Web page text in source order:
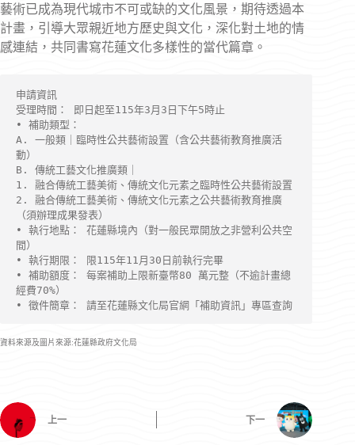
藝術已成為現代城市不可或缺的文化風景，期待透過本
計畫，引導大眾親近地方歷史與文化，深化對土地的情
感連結，共同書寫花蓮文化多樣性的當代篇章。
申請資訊
受理時間： 即日起至115年3月3日下午5時止
• 補助類型：
A. 一般類｜臨時性公共藝術設置（含公共藝術教育推廣活
動）
B. 傳統工藝文化推廣類｜
1. 融合傳統工藝美術、傳統文化元素之臨時性公共藝術設置
2. 融合傳統工藝美術、傳統文化元素之公共藝術教育推廣
（須辦理成果發表）
• 執行地點： 花蓮縣境內（對一般民眾開放之非營利公共空
間）
• 執行期限： 限115年11月30日前執行完畢
• 補助額度： 每案補助上限新臺幣80 萬元整（不逾計畫總
經費70%）
• 徵件簡章： 請至花蓮縣文化局官網「補助資訊」專區查詢
資料來源及圖片來源:花蓮縣政府文化局
上一 下一